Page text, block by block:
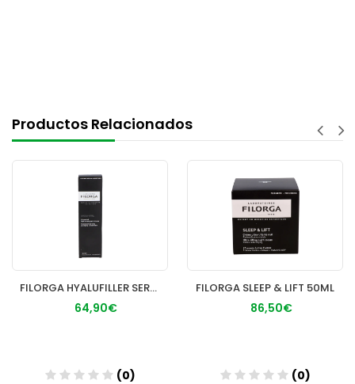
Productos Relacionados
FILORGA HYALUFILLER SERUM 30ML
64,90€
(0)
FILORGA SLEEP & LIFT 50ML
86,50€
(0)